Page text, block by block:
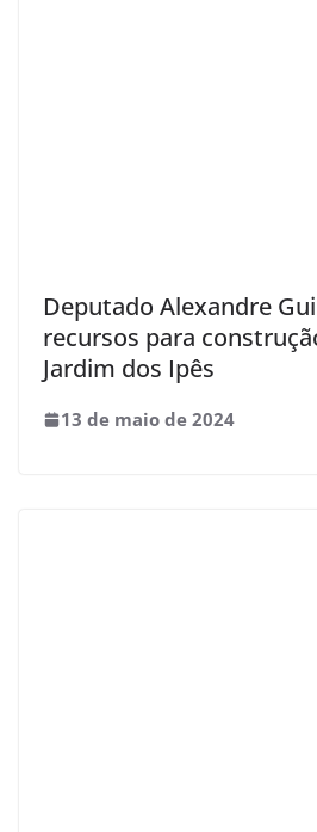
Deputado Alexandre
recursos para
Jardim dos Ipês
13 de maio de 2024